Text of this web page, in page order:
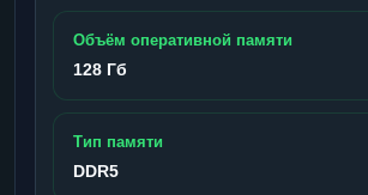
Объём оперативной памяти
128 Гб
Тип памяти
DDR5